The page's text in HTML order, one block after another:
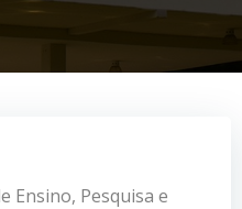
Ensino, Pesquisa e